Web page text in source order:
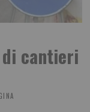
cantieri